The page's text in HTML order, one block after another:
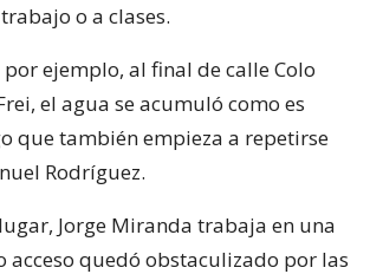
o a clases.
por ejemplo, al final de calle Colo
el agua se acumuló como es
que también empieza a repetirse
Rodríguez.
Jorge Miranda trabaja en una
acceso quedó obstaculizado por las